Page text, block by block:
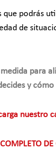
que podrás
de
para
y cómo
nuestro